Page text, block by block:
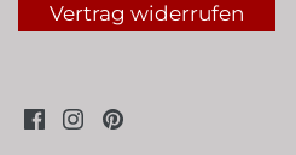
Vertrag widerrufen